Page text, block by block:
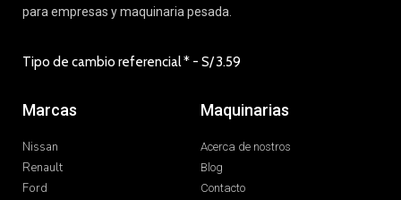
para empresas y maquinaria pesada.
Tipo de cambio referencial * - S/3.59
Marcas
Nissan
Renault
Ford
Maquinarias
Acerca de nostros
Blog
Contacto